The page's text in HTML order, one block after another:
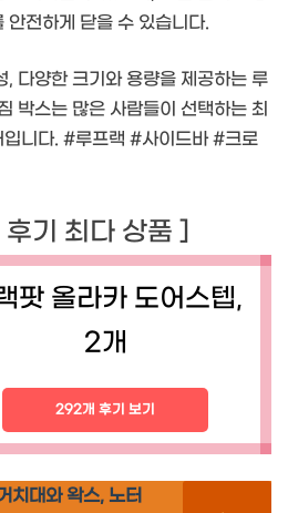
안전하게 닫을 수 있습니다.
, 다양한 크기와 용량을 제공하는 루
박스는 많은 사람들이 선택하는 최
입니다. #루프랙 #사이드바 #크로
기 최다 상품 ]
팟 올라카 도어스텝,
2개
292개 후기 보기
치대와 왁스, 노터